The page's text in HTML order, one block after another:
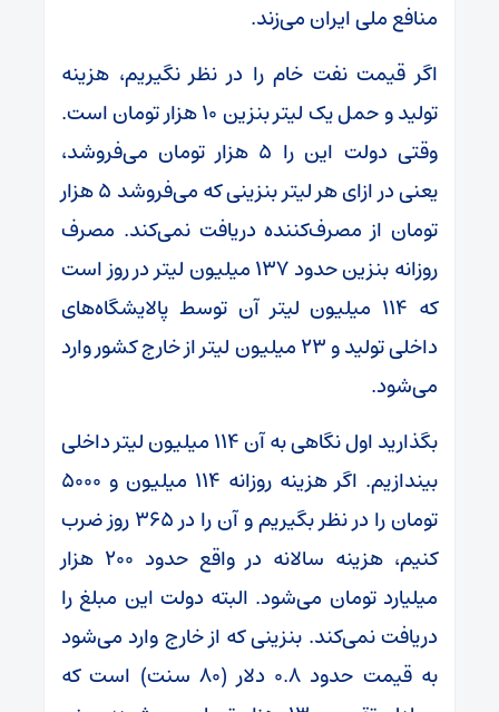
منافع ملی ایران می‌زند.
اگر قیمت نفت خام را در نظر نگیریم، هزینه
تولید و حمل یک لیتر بنزین ۱۰ هزار تومان است.
وقتی دولت این را ۵ هزار تومان می‌فروشد،
یعنی در ازای هر لیتر بنزینی که می‌فروشد ۵ هزار
تومان از مصرف‌کننده دریافت نمی‌کند. مصرف
روزانه بنزین حدود ۱۳۷ میلیون لیتر در روز است
که ۱۱۴ میلیون لیتر آن توسط پالایشگاه‌های
داخلی تولید و ۲۳ میلیون لیتر از خارج کشور وارد
می‌شود.
بگذارید اول نگاهی به آن ۱۱۴ میلیون لیتر داخلی
بیندازیم. اگر هزینه روزانه ۱۱۴ میلیون و ۵۰۰۰
تومان را در نظر بگیریم و آن را در ۳۶۵ روز ضرب
کنیم، هزینه سالانه در واقع حدود ۲۰۰ هزار
میلیارد تومان می‌شود. البته دولت این مبلغ را
دریافت نمی‌کند. بنزینی که از خارج وارد می‌شود
به قیمت حدود ۰.۸ دلار (۸۰ سنت) است که